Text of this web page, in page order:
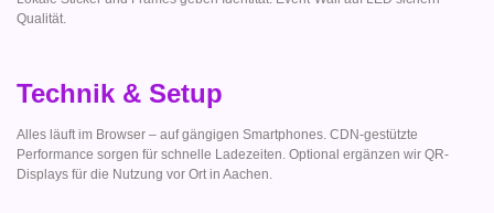
Qualität.
Technik & Setup
Alles läuft im Browser – auf gängigen Smartphones. CDN-gestützte
Performance sorgen für schnelle Ladezeiten. Optional ergänzen wir QR-
Displays für die Nutzung vor Ort in Aachen.